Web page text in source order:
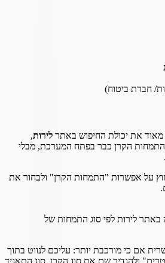
חברת ביטוח)
מאוד את יכולת החיפוש באתר לירות,
הקרן כבר בפתח המערכת, מבלי
על אפשרות "התמחות הקרן" ולבחור את
באתר לירות לפי סוג התמחות של
אם כי מורכבת יותר: עליכם לנווט בתוך